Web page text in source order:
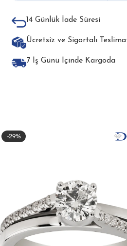
14 Günlük İade Süresi
Ücretsiz ve Sigortalı
7 İş Günü İçinde Kargoda
-29%